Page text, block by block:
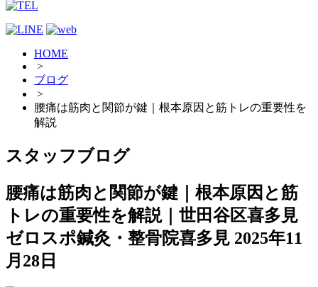
HOME
>
ブログ
>
腰痛は筋肉と関節が鍵｜根本原因と筋トレの重要性を
解説
スタッフブログ
腰痛は筋肉と関節が鍵｜根本原因と筋
トレの重要性を解説｜世田谷区喜多見
ゼロスポ鍼灸・整骨院喜多見 2025年11
月28日